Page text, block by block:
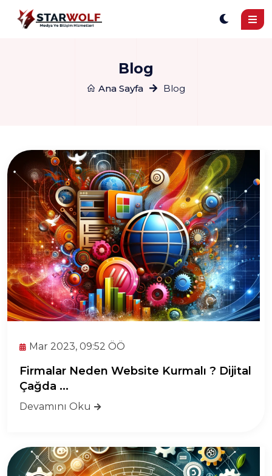
Blog
Ana Sayfa Blog
Mar 2023, 09:52 ÖÖ
Firmalar Neden Website Kurmalı ? Dijital
Çağda ...
Devamını Oku